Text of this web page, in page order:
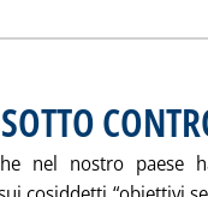
nel nostro paese